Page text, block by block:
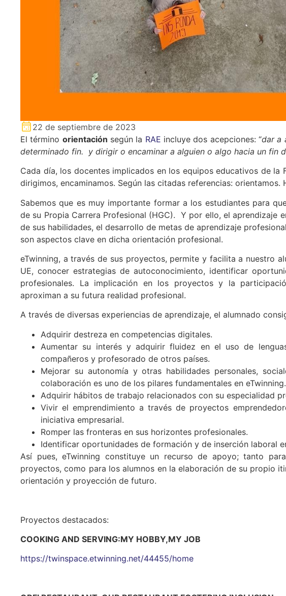
22 de septiembre de 2023
El término orientación según la RAE incluye dos acepciones: “dar a
determinado fin. y dirigir o encaminar a alguien o algo hacia un fin
Cada día, los docentes implicados en los equipos educativos de la
dirigimos, encaminamos. Según las citadas referencias:
Sabemos que es muy importante formar a los estudiantes para
de su Propia Carrera Profesional (HGC). Y por ello, el aprendizaje
de sus habilidades, el desarrollo de metas de aprendizaje
son aspectos clave en dicha orientación profesional.
eTwinning, a través de sus proyectos, permite y facilita a nuestro
UE, conocer estrategias de autoconocimiento, identificar
profesionales. La implicación en los proyectos y la
aproximan a su futura realidad profesional.
A través de diversas experiencias de aprendizaje, el alumnado
Adquirir destreza en competencias digitales.
Aumentar su interés y adquirir fluidez en el uso de
compañeros y profesorado de otros países.
Mejorar su autonomía y otras habilidades personales,
colaboración es uno de los pilares fundamentales en eTwinning.
Adquirir hábitos de trabajo relacionados con su especialidad
Vivir el emprendimiento a través de proyectos
iniciativa empresarial.
Romper las fronteras en sus horizontes profesionales.
Identificar oportunidades de formación y de inserción laboral
Así pues, eTwinning constituye un recurso de apoyo; tanto
proyectos, como para los alumnos en la elaboración de su propio
orientación y proyección de futuro.
Proyectos destacados:
COOKING AND SERVING:MY HOBBY,MY JOB
https://twinspace.etwinning.net/44455/home